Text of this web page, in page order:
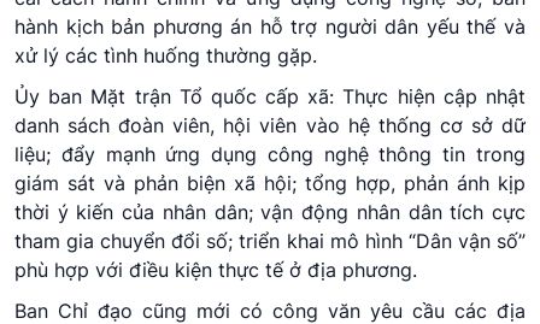
hành kịch bản phương án hỗ trợ người dân yếu thế và
xử lý các tình huống thường gặp.
Ủy ban Mặt trận Tổ quốc cấp xã: Thực hiện cập nhật
danh sách đoàn viên, hội viên vào hệ thống cơ sở dữ
liệu; đẩy mạnh ứng dụng công nghệ thông tin trong
giám sát và phản biện xã hội; tổng hợp, phản ánh kịp
thời ý kiến của nhân dân; vận động nhân dân tích cực
tham gia chuyển đổi số; triển khai mô hình “Dân vận số”
phù hợp với điều kiện thực tế ở địa phương.
Ban Chỉ đạo cũng mới có công văn yêu cầu các địa